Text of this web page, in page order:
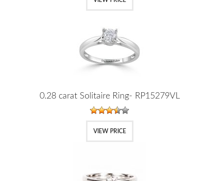
0.28 carat Solitaire Ring- RP15279VL
VIEW PRICE